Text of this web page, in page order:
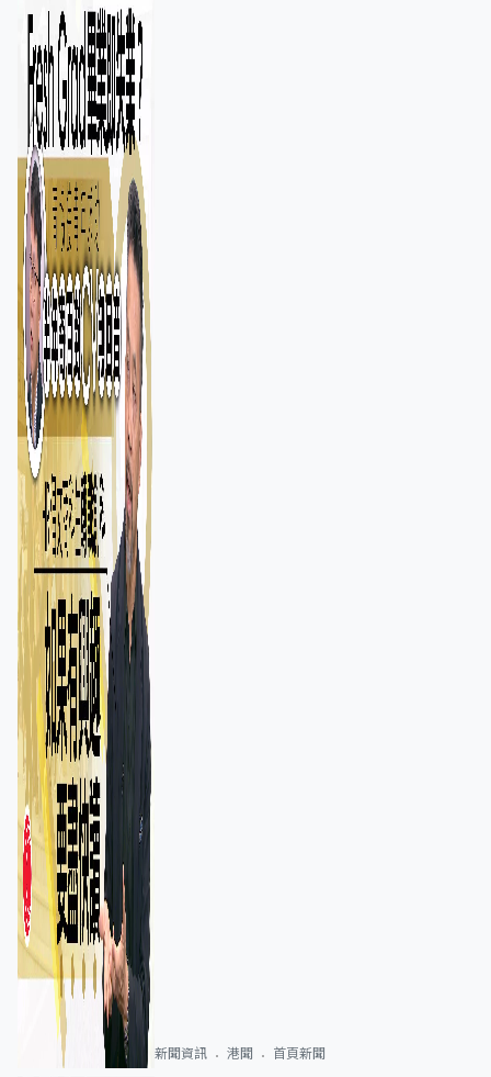
新聞資訊 港聞 首頁新聞